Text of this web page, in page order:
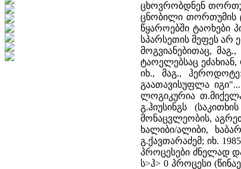
ცხოვრობდნენ
ცნობილი თორთუმის
წყაროებში ტაოხები
სპარსეთის მეფეს არ
მოგვიანებითაც,
ტაოელებსაც
იხ., მაგ.,
გაათავისუფლა
ლოგიკურია
გ.ჰიუსინგს
მონაცვლეობის,
ხალიბი/ალიბი,
გ.ქავთარაძემ; იხ.
პროცესები ძნელად
ს>ჰ> 0 პროცესი